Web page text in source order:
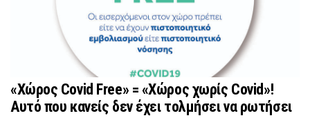
«Χώρος Covid Free» = «Χώρος χωρίς Covid»!
Αυτό που κανείς δεν έχει τολμήσει να ρωτήσει